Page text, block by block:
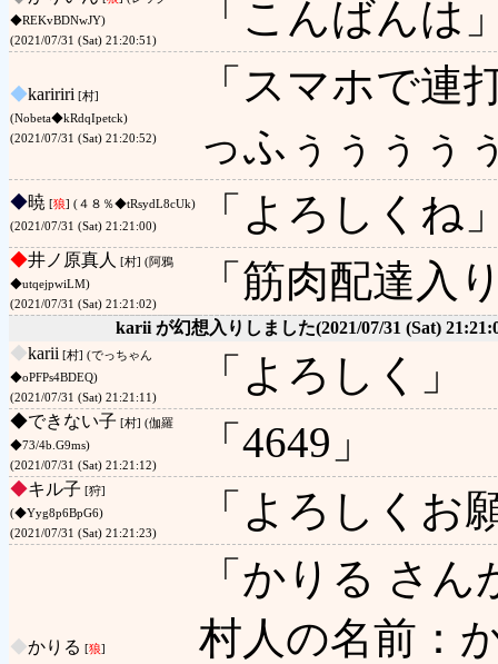
◆REKvBDNwJY)
(2021/07/31 (Sat) 21:20:51)
「こんばんは
◆kaririri [村]
(Nobeta◆kRdqIpetck)
(2021/07/31 (Sat) 21:20:52)
「スマホで連
っふぅぅぅぅ
◆暁 [狼] (４８％◆tRsydL8cUk)
(2021/07/31 (Sat) 21:21:00)
「よろしくね
◆井ノ原真人
[村] (阿鴉
◆utqejpwiLM)
(2021/07/31 (Sat) 21:21:02)
「筋肉配達入
karii が幻想入りしました(2021/07/31 (Sat)
◆karii [村] (でっちゃん
◆oPFPs4BDEQ)
(2021/07/31 (Sat) 21:21:11)
「よろしく」
◆できない子 [村] (伽羅
◆73/4b.G9ms)
(2021/07/31 (Sat) 21:21:12)
「4649」
◆キル子 [狩]
(◆Yyg8p6BpG6)
(2021/07/31 (Sat) 21:21:23)
「よろしくお
◆かりる [狼]
「かりる さ
村人の名前：